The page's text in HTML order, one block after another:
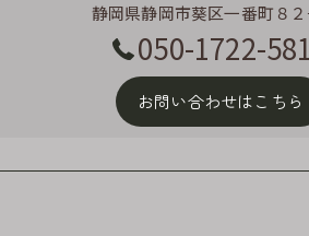
静岡県静岡市葵区一番町８２
050-1722-
お問い合わせはこちら